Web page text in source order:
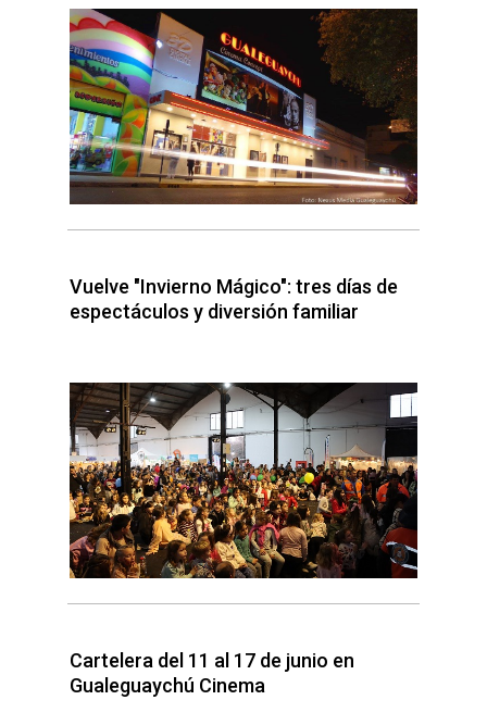
Vuelve "Invierno Mágico": tres días de
espectáculos y diversión familiar
Cartelera del 11 al 17 de junio en
Gualeguaychú Cinema